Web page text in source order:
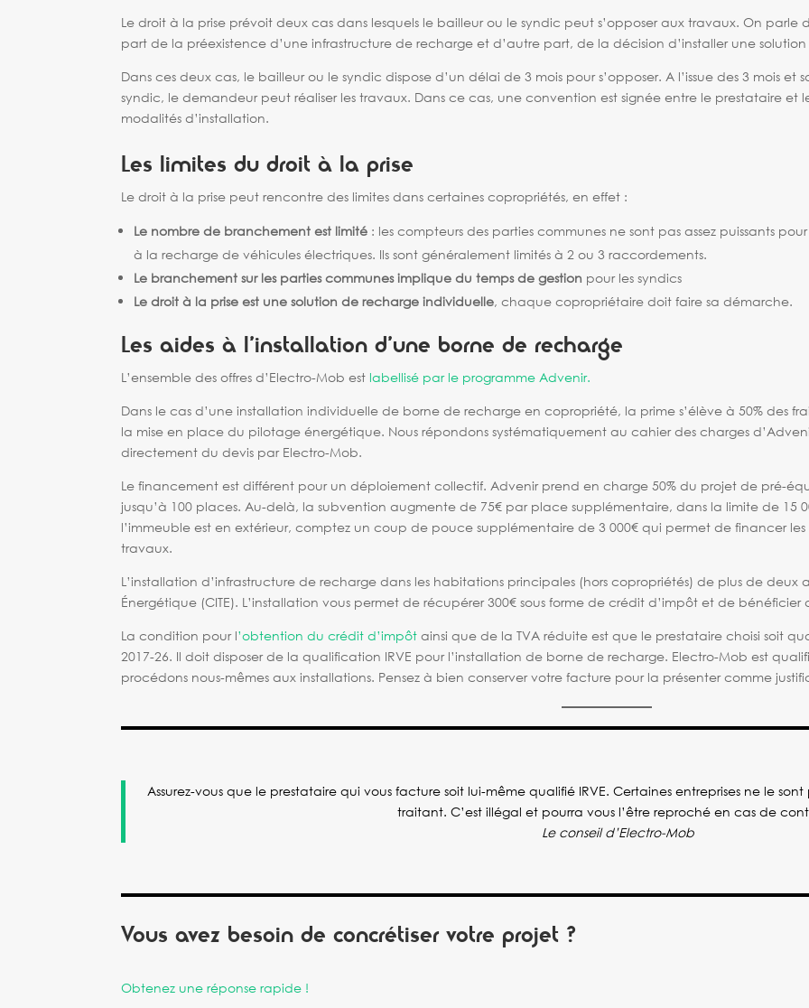
Le droit à la prise prévoit deux cas dans lesquels le bailleur ou le syndic peut s’opposer aux travaux. On parle
part de la préexistence d’une infrastructure de recharge et d’autre part, de la décision d’installer une
Dans ces deux cas, le bailleur ou le syndic dispose d’un délai de 3 mois pour s’opposer. A l’issue des 3 mois
syndic, le demandeur peut réaliser les travaux. Dans ce cas, une convention est signée entre le prestataire et
modalités d’installation.
Les limites du droit à la prise
Le droit à la prise peut rencontre des limites dans certaines copropriétés, en effet :
Le nombre de branchement est limité : les compteurs des parties communes ne sont pas assez puissants
à la recharge de véhicules électriques. Ils sont généralement limités à 2 ou 3 raccordements.
Le branchement sur les parties communes implique du temps de gestion pour les syndics
Le droit à la prise est une solution de recharge individuelle, chaque copropriétaire doit faire sa démarche.
Les aides à l’installation d’une borne de recharge
L’ensemble des offres d’Electro-Mob est labellisé par le programme Advenir.
Dans le cas d’une installation individuelle de borne de recharge en copropriété, la prime s’élève à 50% des
la mise en place du pilotage énergétique. Nous répondons systématiquement au cahier des charges
directement du devis par Electro-Mob.
Le financement est différent pour un déploiement collectif. Advenir prend en charge 50% du projet de pré-
jusqu’à 100 places. Au-delà, la subvention augmente de 75€ par place supplémentaire, dans la limite de 15
l’immeuble est en extérieur, comptez un coup de pouce supplémentaire de 3 000€ qui permet de financer
travaux.
L’installation d’infrastructure de recharge dans les habitations principales (hors copropriétés) de plus de deux
Énergétique (CITE). L’installation vous permet de récupérer 300€ sous forme de crédit d’impôt et de bénéficier
La condition pour l’obtention du crédit d’impôt ainsi que de la TVA réduite est que le prestataire choisi soit
2017-26. Il doit disposer de la qualification IRVE pour l’installation de borne de recharge. Electro-Mob est
procédons nous-mêmes aux installations. Pensez à bien conserver votre facture pour la présenter comme
Assurez-vous que le prestataire qui vous facture soit lui-même qualifié IRVE. Certaines entreprises ne le
traitant. C’est illégal et pourra vous l’être reproché en cas de
Le conseil d’Electro-Mob
Vous avez besoin de concrétiser votre projet ?
Obtenez une réponse rapide !